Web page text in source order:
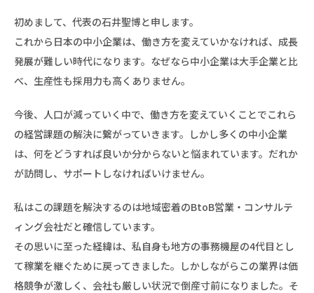
初めまして、代表の石井聖博と申します。
これから日本の中小企業は、働き方を変えていかなければ、成長
発展が難しい時代になります。なぜなら中小企業は大手企業と比
べ、生産性も採用力も高くありません。
今後、人口が減っていく中で、働き方を変えていくことでこれら
の経営課題の解決に繋がっていきます。しかし多くの中小企業
は、何をどうすれば良いか分からないと悩まれています。だれか
が訪問し、サポートしなければいけません。
私はこの課題を解決するのは地域密着のBtoB営業・コンサルテ
ィング会社だと確信しています。
その思いに至った経緯は、私自身も地方の事務機屋の4代目とし
て稼業を継ぐために戻ってきました。しかしながらこの業界は価
格競争が激しく、会社も厳しい状況で倒産寸前になりました。そ